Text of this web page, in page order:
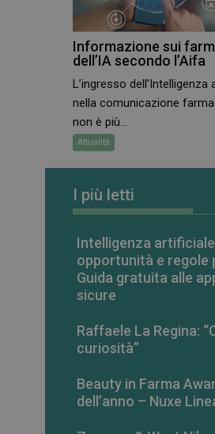
Informazione sui
dell’IA secondo l’Aifa
L’ingresso dell’Intelligenza
nella comunicazione
non è più...
Attualità
I più letti
Intelligenza
opportunità e regole
Guida gratuita alle
sicure
Raffaele La Regina:
curiosità”
Beauty in Farma
dell’anno – Nuxe